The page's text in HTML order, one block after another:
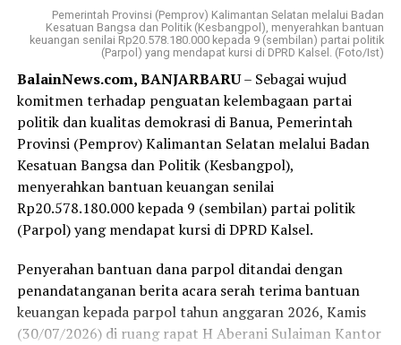
Pemerintah Provinsi (Pemprov) Kalimantan Selatan melalui Badan
Kesatuan Bangsa dan Politik (Kesbangpol), menyerahkan bantuan
keuangan senilai Rp20.578.180.000 kepada 9 (sembilan) partai politik
(Parpol) yang mendapat kursi di DPRD Kalsel. (Foto/Ist)
BalainNews.com, BANJARBARU– Sebagai wujud
komitmen terhadap penguatan kelembagaan partai
politik dan kualitas demokrasi di Banua, Pemerintah
Provinsi (Pemprov) Kalimantan Selatan melalui Badan
Kesatuan Bangsa dan Politik (Kesbangpol),
menyerahkan bantuan keuangan senilai
Rp20.578.180.000 kepada 9 (sembilan) partai politik
(Parpol) yang mendapat kursi di DPRD Kalsel.
Penyerahan bantuan dana parpol ditandai dengan
penandatanganan berita acara serah terima bantuan
keuangan kepada parpol tahun anggaran 2026, Kamis
(30/07/2026) di ruang rapat H Aberani Sulaiman Kantor